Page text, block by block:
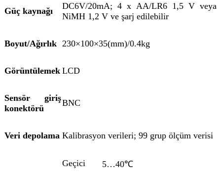
Güç kaynağı
DC6V/20mA; 4 x AA/LR6 1,5 V veya
NiMH 1,2 V ve şarj edilebilir
Boyut/Ağırlık 230×100×35(mm)/0.4kg
Görüntülemek LCD
Sensör giriş
konektörü
BNC
Veri depolama Kalibrasyon verileri; 99 grup ölçüm verisi
Geçici 5…40℃